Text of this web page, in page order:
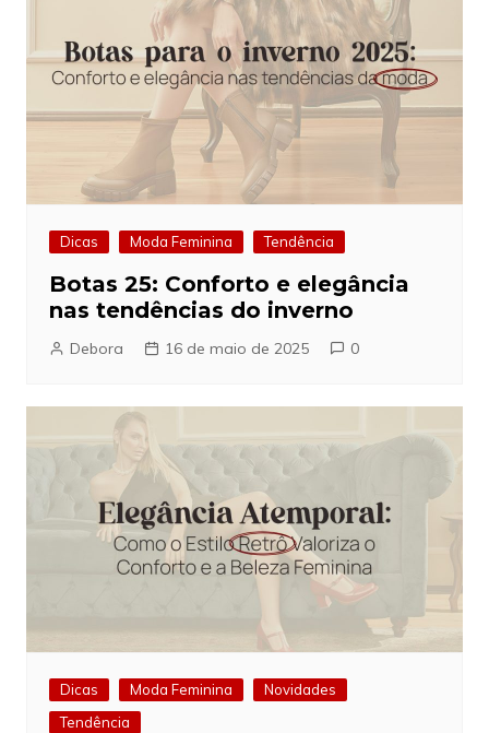
Dicas Moda Feminina Tendência
Botas 25: Conforto e elegância
nas tendências do inverno
Debora 16 de maio de 2025 0
Dicas Moda Feminina
Novidades
Tendência